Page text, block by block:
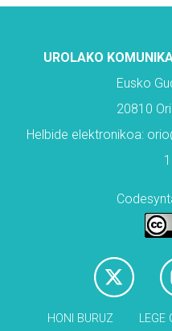
UROLAKO
Eusko
20810
Helbide elektronikoa:
HONI BURUZ LEGE